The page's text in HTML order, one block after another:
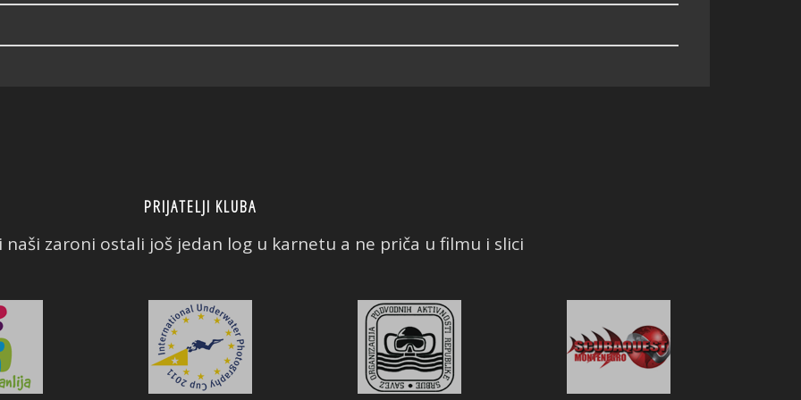
PRIJATELJI KLUBA
naši zaroni ostali još jedan log u karnetu a ne priča u filmu i slici